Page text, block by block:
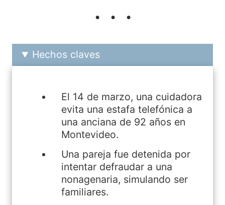
Hechos claves
El 14 de marzo, una cuidadora
evita una estafa telefónica a
una anciana de 92 años en
Montevideo.
Una pareja fue detenida por
intentar defraudar a una
nonagenaria, simulando ser
familiares.